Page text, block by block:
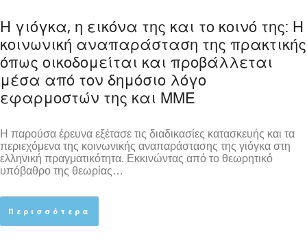
Η γιόγκα, η εικόνα της και το κοινό της: Η
κοινωνική αναπαράσταση της πρακτικής
όπως οικοδομείται και προβάλλεται
μέσα από τον δημόσιο λόγο
εφαρμοστών της και ΜΜΕ
Η παρούσα έρευνα εξέτασε τις διαδικασίες κατασκευής και τα
περιεχόμενα της κοινωνικής αναπαράστασης της γιόγκα στη
ελληνική πραγματικότητα. Εκκινώντας από το θεωρητικό
υπόβαθρο της θεωρίας…
Περισσότερα